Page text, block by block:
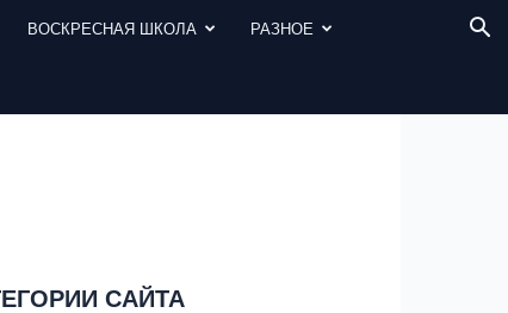
ВОСКРЕСНАЯ ШКОЛА РАЗНОЕ
САЙТА